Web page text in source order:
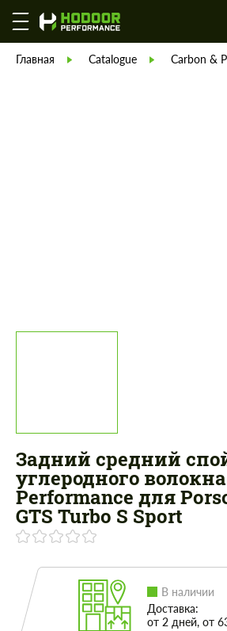
Главная Catalogue Carbon &
Задний средний
углеродного
Performance для
GTS Turbo S Sport
В наличии
Доставка:
от 2 дней, от